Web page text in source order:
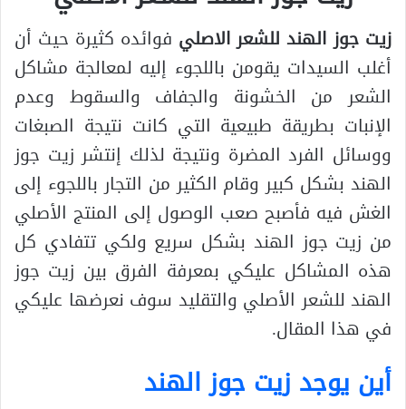
زيت جوز الهند للشعر الاصلي فوائده كثيرة حيث أن
أغلب السيدات يقومن باللجوء إليه لمعالجة مشاكل
الشعر من الخشونة والجفاف والسقوط وعدم
الإنبات بطريقة طبيعية التي كانت نتيجة الصبغات
ووسائل الفرد المضرة ونتيجة لذلك إنتشر زيت جوز
الهند بشكل كبير وقام الكثير من التجار باللجوء إلى
الغش فيه فأصبح صعب الوصول إلى المنتج الأصلي
من زيت جوز الهند بشكل سريع ولكي تتفادي كل
هذه المشاكل عليكي بمعرفة الفرق بين زيت جوز
الهند للشعر الأصلي والتقليد سوف نعرضها عليكي
في هذا المقال.
أين يوجد زيت جوز الهند